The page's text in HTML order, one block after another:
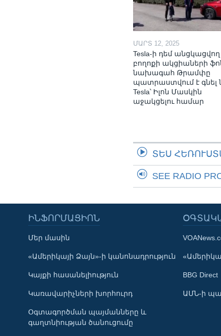
Learning English
ՀԵՏԵՒԵՔ ՄԵԶ
Լեզուներ
ՄԱՐՏ 12, 2025
Tesla-ի դեմ անցկացվող
բողոքի ակցիաների
նախագահ Թրամփը
պատրաստվում է գնել
Tesla՝ Իլոն Մասկին
աջակցելու համար
ՏԵՍ
SEE RADIO
ԻՆՖՈՐՄԱՑԻՈՆ
Մեր մասին
«Ամերիկայի Ձայն»-ի կանոնադրություն
Կայքի հասանելիություն
Կառավարիչների խորհուրդ
Օգտագործման պայմանները և
գաղտնիության ծանուցումը
BBG Direct
ԱՄՆ-ի